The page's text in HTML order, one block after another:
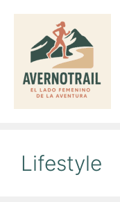
contenido
Lifestyle